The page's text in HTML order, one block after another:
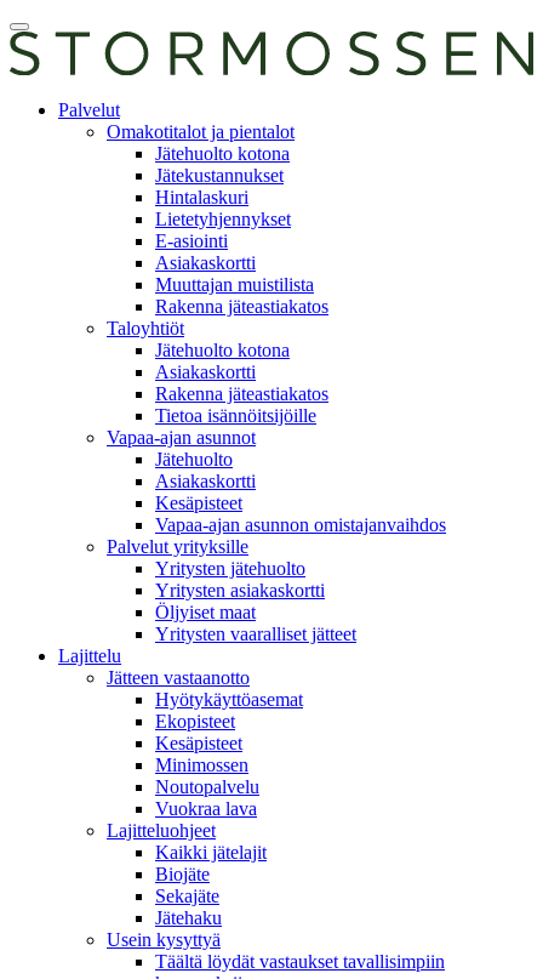
Skip
to
content
Avaa
päävalikko
asiointiPalvelut
Omakotitalot ja pientalot
Jätehuolto kotona
Jätekustannukset
Hintalaskuri
Lietetyhjennykset
E-asiointi
Asiakaskortti
Muuttajan muistilista
Rakenna jäteastiakatos
Taloyhtiöt
Jätehuolto kotona
Asiakaskortti
Rakenna jäteastiakatos
Tietoa isännöitsijöille
Vapaa-ajan asunnot
Jätehuolto
Asiakaskortti
Kesäpisteet
Vapaa-ajan asunnon omistajanvaihdos
Palvelut yrityksille
Yritysten jätehuolto
Yritysten asiakaskortti
Öljyiset maat
Yritysten vaaralliset jätteet
Lajittelu
Jätteen vastaanotto
Hyötykäyttöasemat
Ekopisteet
Kesäpisteet
Minimossen
Noutopalvelu
Vuokraa lava
Lajitteluohjeet
Kaikki jätelajit
Biojäte
Sekajäte
Jätehaku
Usein kysyttyä
Täältä löydät vastaukset tavallisimpiin